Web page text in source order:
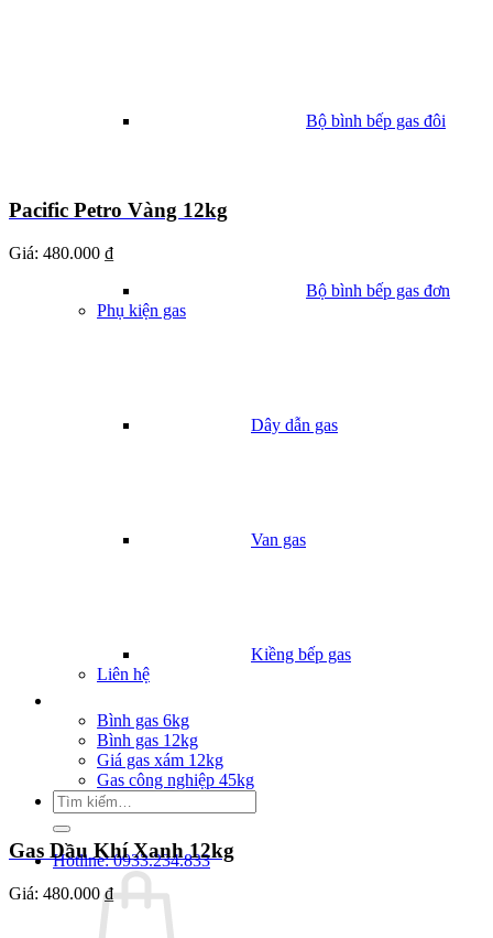
Bộ bình bếp gas đôi
Bộ bình bếp gas đơn
Phụ kiện gas
Dây dẫn gas
Van gas
Kiềng bếp gas
Liên hệ
Bình gas 6kg
Bình gas 12kg
Giá gas xám 12kg
Gas công nghiệp 45kg
Tìm
kiếm:
Hotline: 0933.234.833
Pacific Petro Vàng 12kg
Giá: 480.000 ₫
Gas Dầu Khí Xanh 12kg
Giá: 480.000 ₫